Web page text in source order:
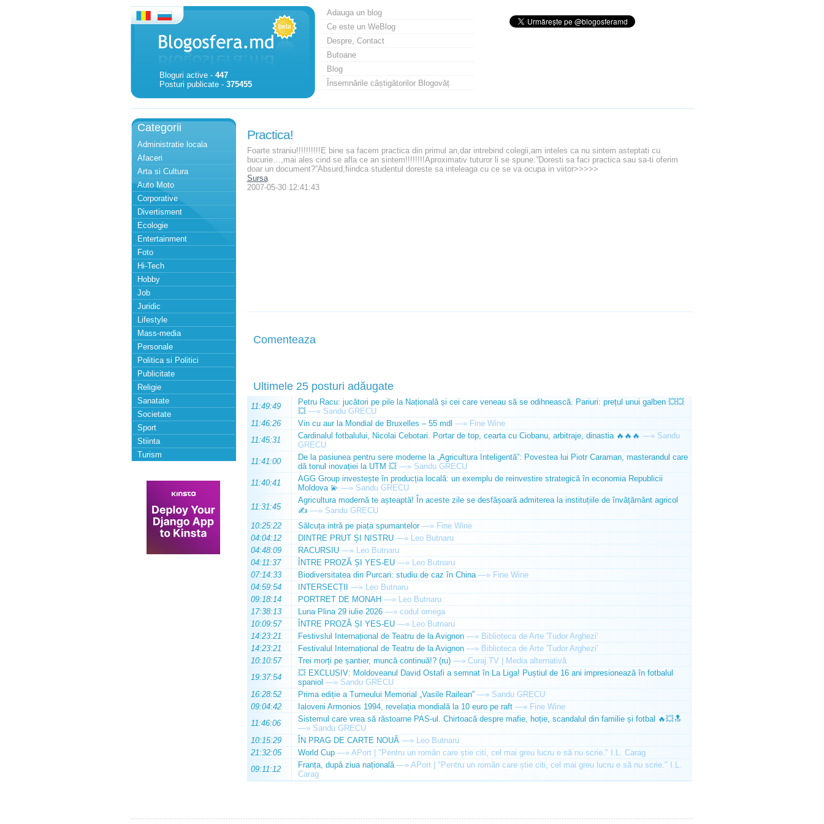
Bloguri active - 447
Posturi publicate - 375455
Adauga un blog
Ce este un WeBlog
Despre, Contact
Butoane
Blog
Însemnările câștigătorilor Blogovăț
Categorii
Administratie locala
Afaceri
Arta si Cultura
Auto Moto
Corporative
Divertisment
Ecologie
Entertainment
Foto
Hi-Tech
Hobby
Job
Juridic
Lifestyle
Mass-media
Personale
Politica si Politici
Publicitate
Religie
Sanatate
Societate
Sport
Stiinta
Turism
Practica!
Foarte straniu!!!!!!!!!!E bine sa facem practica din primul an,dar intrebind colegii,am inteles ca nu sintem asteptati cu
bucurie…,mai ales cind se afla ce an sintem!!!!!!!!Aproximativ tuturor li se spune:”Doresti sa faci practica sau sa-ti oferim
doar un document?”Absurd,fiindca studentul doreste sa inteleaga cu ce se va ocupa in viitor>>>>>
Sursa
2007-05-30 12:41:43
Comenteaza
Ultimele 25 posturi adăugate
11:49:49
Petru Racu: jucători pe pile la Națională și cei care veneau să se odihnească. Pariuri: prețul unui galben 💥💥
💥 —» Sandu GRECU
11:46:26
Vin cu aur la Mondial de Bruxelles – 55 mdl —» Fine Wine
11:45:31
Cardinalul fotbalului, Nicolai Cebotari. Portar de top, cearta cu Ciobanu, arbitraje, dinastia 🔥🔥🔥 —» Sandu
GRECU
11:41:00
De la pasiunea pentru sere moderne la „Agricultura Inteligentă”: Povestea lui Piotr Caraman, masterandul care
dă tonul inovației la UTM 💥 —» Sandu GRECU
11:40:41
AGG Group investește în producția locală: un exemplu de reinvestire strategică în economia Republicii
Moldova 💫 —» Sandu GRECU
11:31:45
Agricultura modernă te așteaptă! În aceste zile se desfășoară admiterea la instituțiile de învățământ agricol
✍️ —» Sandu GRECU
10:25:22
Sălcuța intră pe piața spumantelor —» Fine Wine
04:04:12
DINTRE PRUT ȘI NISTRU —» Leo Butnaru
04:48:09
RACURSIU —» Leo Butnaru
04:11:37
ÎNTRE PROZĂ ȘI YES-EU —» Leo Butnaru
07:14:33
Biodiversitatea din Purcari: studiu de caz în China —» Fine Wine
04:59:54
INTERSECȚII —» Leo Butnaru
09:18:14
PORTRET DE MONAH —» Leo Butnaru
17:38:13
Luna Plina 29 iulie 2026 —» codul omega
10:09:57
ÎNTRE PROZĂ ȘI YES-EU —» Leo Butnaru
14:23:21
Festivslul Internațional de Teatru de la Avignon —» Biblioteca de Arte 'Tudor Arghezi'
14:23:21
Festivalul Internațional de Teatru de la Avignon —» Biblioteca de Arte 'Tudor Arghezi'
10:10:57
Trei morți pe șantier, muncă continuă!? (ru) —» Curaj.TV | Media alternativă
19:37:54
💥 EXCLUSIV: Moldoveanul David Ostafi a semnat în La Liga! Puștiul de 16 ani impresionează în fotbalul
spaniol —» Sandu GRECU
16:28:52
Prima ediție a Turneului Memorial „Vasile Railean” —» Sandu GRECU
09:04:42
Ialoveni Armonios 1994, revelația mondială la 10 euro pe raft —» Fine Wine
11:46:06
Sistemul care vrea să răstoarne PAS-ul. Chirtoacă despre mafie, hoție, scandalul din familie și fotbal 🔥💥🔝
—» Sandu GRECU
10:15:29
ÎN PRAG DE CARTE NOUĂ —» Leo Butnaru
21:32:05
World Cup —» APort | "Pentru un român care știe citi, cel mai greu lucru e să nu scrie." I.L. Carag
09:11:12
Franța, după ziua națională —» APort | "Pentru un român care știe citi, cel mai greu lucru e să nu scrie." I.L.
Carag